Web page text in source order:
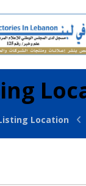
Location